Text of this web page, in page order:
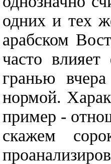
одних и тех
арабском
часто
гранью
нормой.
пример -
скажем